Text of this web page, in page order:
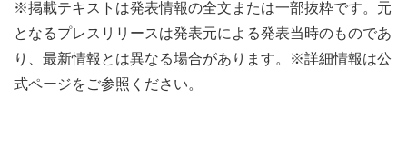
※掲載テキストは発表情報の全文または一部抜粋です。元
となるプレスリリースは発表元による発表当時のものであ
り、最新情報とは異なる場合があります。※詳細情報は公
式ページをご参照ください。